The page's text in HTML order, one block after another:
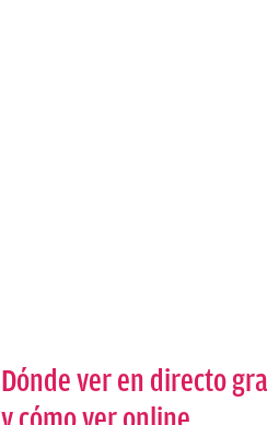
Dónde ver en directo